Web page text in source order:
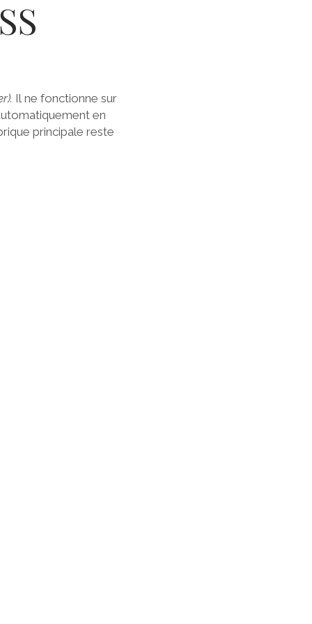
Il ne fonctionne sur
en
principale reste